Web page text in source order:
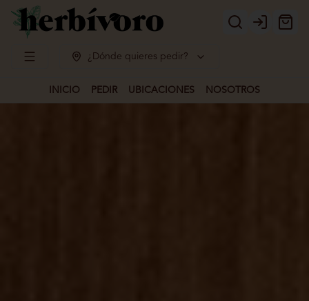
Login
¿Dónde quieres pedir?
INICIO PEDIR UBICACIONES NOSOTROS